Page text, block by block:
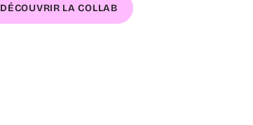
DÉCOUVRIR LA COLLAB